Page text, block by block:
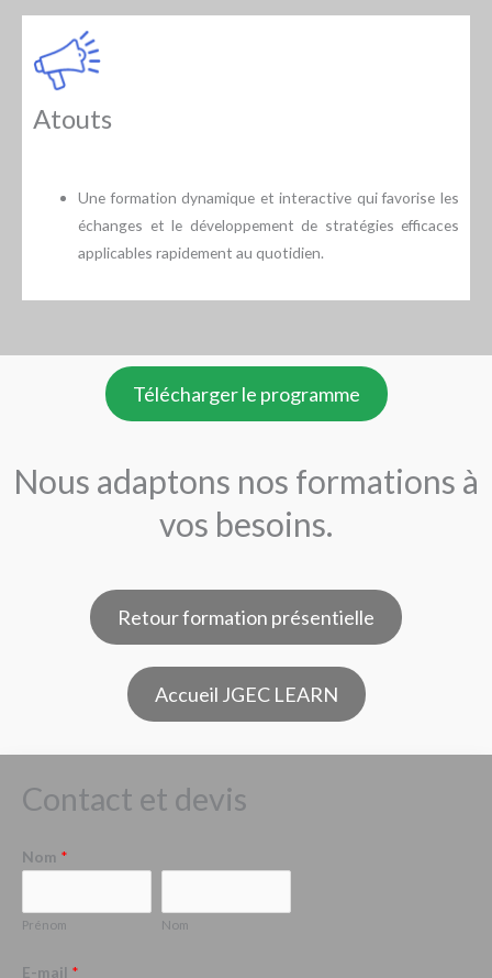
Atouts
Une formation dynamique et interactive qui favorise les
échanges et le développement de stratégies efficaces
applicables rapidement au quotidien.
Télécharger le programme
Nous adaptons nos formations à
vos besoins.
Retour formation présentielle
Accueil JGEC LEARN
Contact et devis
Nom *
Prénom Nom
E-mail *